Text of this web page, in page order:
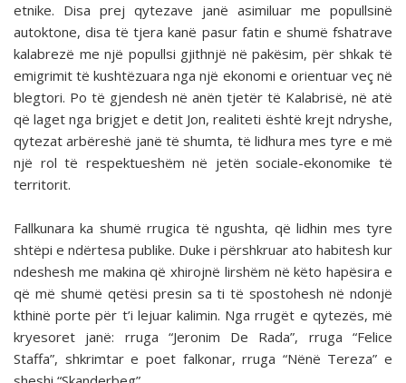
etnike. Disa prej qytezave janë asimiluar me popullsinë
autoktone, disa të tjera kanë pasur fatin e shumë fshatrave
kalabrezë me një popullsi gjithnjë në pakësim, për shkak të
emigrimit të kushtëzuara nga një ekonomi e orientuar veç në
blegtori. Po të gjendesh në anën tjetër të Kalabrisë, në atë
që laget nga brigjet e detit Jon, realiteti është krejt ndryshe,
qytezat arbëreshë janë të shumta, të lidhura mes tyre e më
një rol të respektueshëm në jetën sociale-ekonomike të
territorit.
Fallkunara ka shumë rrugica të ngushta, që lidhin mes tyre
shtëpi e ndërtesa publike. Duke i përshkruar ato habitesh kur
ndeshesh me makina që xhirojnë lirshëm në këto hapësira e
që më shumë qetësi presin sa ti të spostohesh në ndonjë
kthinë porte për t’i lejuar kalimin. Nga rrugët e qytezës, më
kryesoret janë: rruga “Jeronim De Rada”, rruga “Felice
Staffa”, shkrimtar e poet falkonar, rruga “Nënë Tereza” e